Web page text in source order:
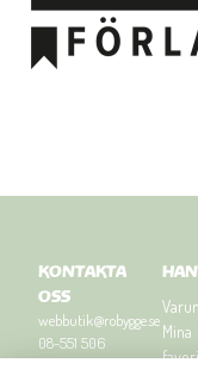
KONTAKTA
OSS
webbutik@robygge.se
08-551 506
Mina